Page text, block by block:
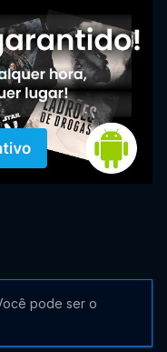
pode ser o